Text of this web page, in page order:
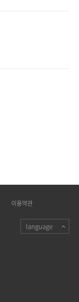
이용약관
language